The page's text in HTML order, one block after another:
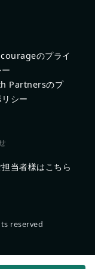
のプライ
Partnersのプ
シー
当者様はこちら
reserved